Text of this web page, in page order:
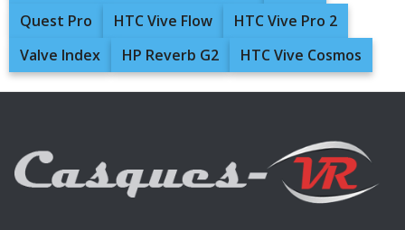
Quest Pro
HTC Vive Flow
HTC Vive Pro 2
Valve Index
HP Reverb G2 HTC Vive Cosmos